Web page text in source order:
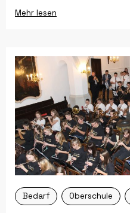
Mehr lesen
Bedarf Oberschule